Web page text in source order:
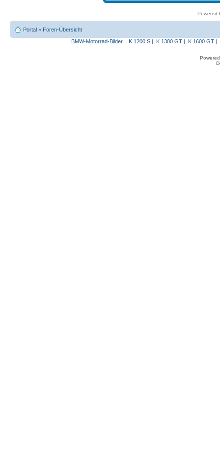
Powered
Portal » Foren-Übersicht
BMW-Motorrad-Bilder| K 1200 S| K 1300 GT| K 1600 GT|